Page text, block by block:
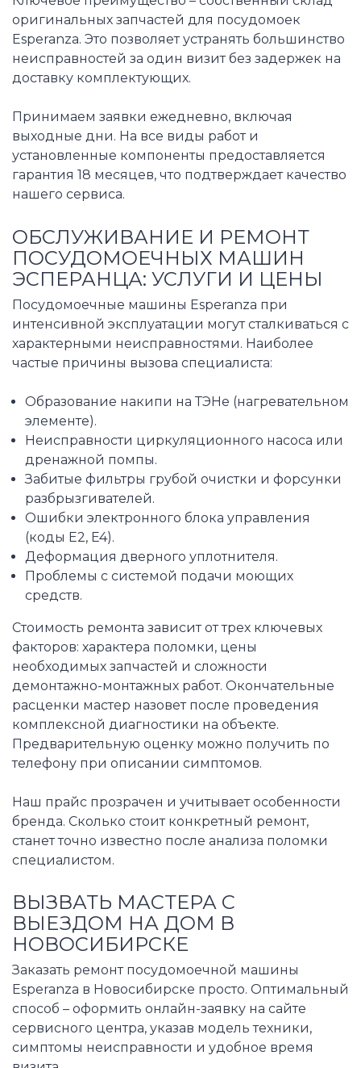
оригинальных запчастей для посудомоек
Esperanza. Это позволяет устранять большинство
неисправностей за один визит без задержек на
доставку комплектующих.
Принимаем заявки ежедневно, включая
выходные дни. На все виды работ и
установленные компоненты предоставляется
гарантия 18 месяцев, что подтверждает качество
нашего сервиса.
ОБСЛУЖИВАНИЕ И РЕМОНТ
ПОСУДОМОЕЧНЫХ МАШИН
ЭСПЕРАНЦА: УСЛУГИ И ЦЕНЫ
Посудомоечные машины Esperanza при
интенсивной эксплуатации могут сталкиваться с
характерными неисправностями. Наиболее
частые причины вызова специалиста:
Образование накипи на ТЭНе (нагревательном
элементе).
Неисправности циркуляционного насоса или
дренажной помпы.
Забитые фильтры грубой очистки и форсунки
разбрызгивателей.
Ошибки электронного блока управления
(коды E2, E4).
Деформация дверного уплотнителя.
Проблемы с системой подачи моющих
средств.
Стоимость ремонта зависит от трех ключевых
факторов: характера поломки, цены
необходимых запчастей и сложности
демонтажно-монтажных работ. Окончательные
расценки мастер назовет после проведения
комплексной диагностики на объекте.
Предварительную оценку можно получить по
телефону при описании симптомов.
Наш прайс прозрачен и учитывает особенности
бренда. Сколько стоит конкретный ремонт,
станет точно известно после анализа поломки
специалистом.
ВЫЗВАТЬ МАСТЕРА С
ВЫЕЗДОМ НА ДОМ В
НОВОСИБИРСКЕ
Заказать ремонт посудомоечной машины
Esperanza в Новосибирске просто. Оптимальный
способ – оформить онлайн-заявку на сайте
сервисного центра, указав модель техники,
симптомы неисправности и удобное время